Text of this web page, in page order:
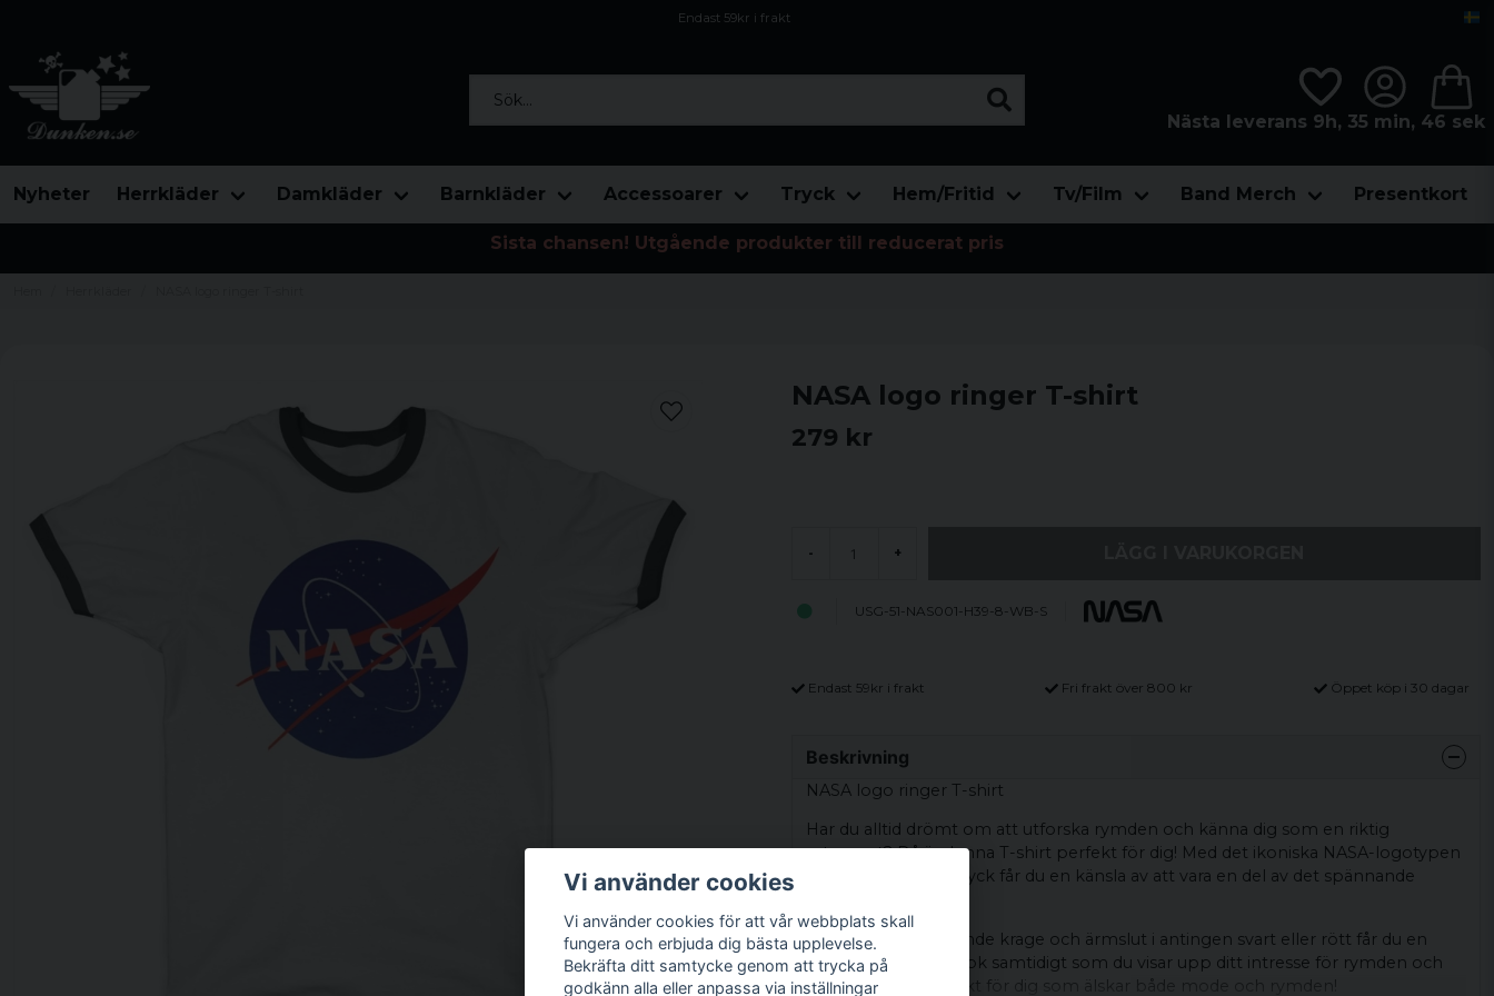
Endast 59kr i frakt
Nästa leverans 9h, 35 min, 45 sek
Nyheter Herrkläder Damkläder Barnkläder Accessoarer Tryck Hem/Fritid Tv/Film Band Merch Presentkort
Sista chansen! Utgående produkter till reducerat pris
NASA logo ringer T-shirt
279 kr
- +
USG-51-NAS001-H39-8-WB-S
Endast 59kr i frakt Fri frakt över 800 kr Öppet köp i 30 dagar
Beskrivning
NASA logo ringer T-shirt
Har du alltid drömt om att utforska rymden och känna dig som en riktig
astronaut? Då är denna T-shirt perfekt för dig! Med det ikoniska NASA-logotypen
tryckt i stort brösttryck får du en känsla av att vara en del av det spännande
Med en kontrasterande krage och ärmslut i antingen svart eller rött får du en
snygg och stilren look samtidigt som du visar upp ditt intresse för rymden och
vetenskapen. Perfekt för dig som älskar både mode och rymden!
Vi använder cookies
Vi använder cookies för att vår webbplats skall
fungera och erbjuda dig bästa upplevelse.
Bekräfta ditt samtycke genom att trycka på
godkänn alla eller anpassa via inställningar